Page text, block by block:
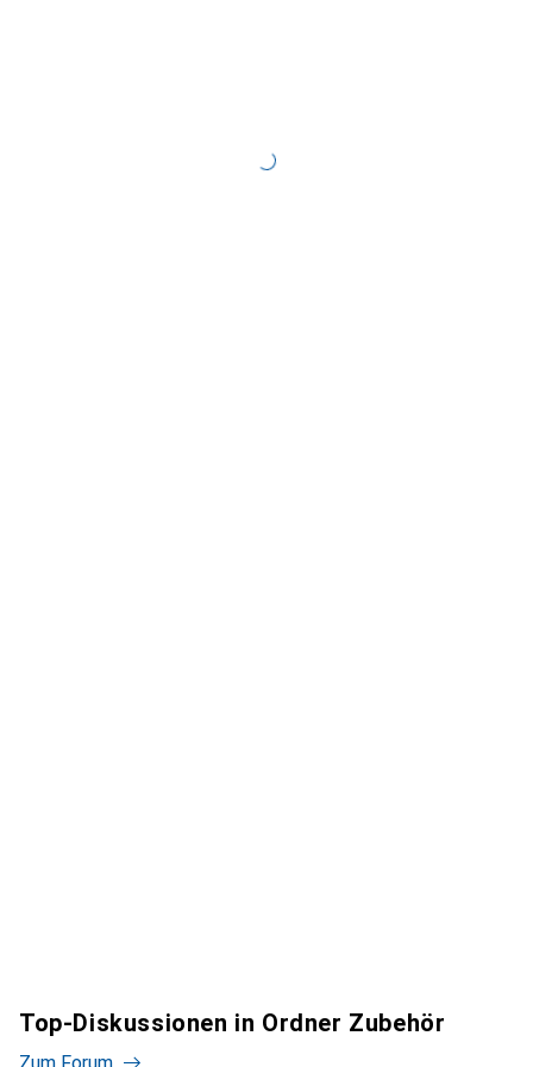
Top-Diskussionen in Ordner Zubehör